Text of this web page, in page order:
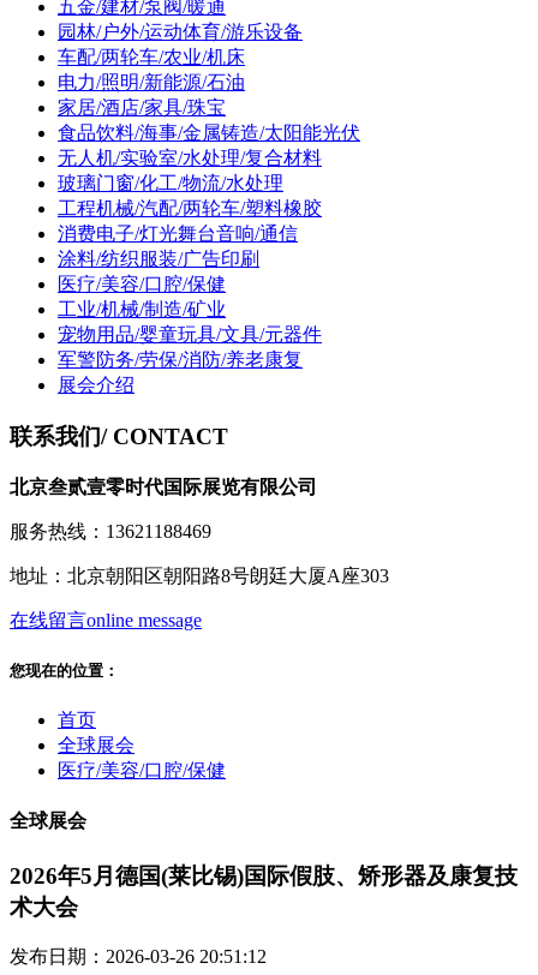
五金/建材/泵阀/暖通
园林/户外/运动体育/游乐设备
车配/两轮车/农业/机床
电力/照明/新能源/石油
家居/酒店/家具/珠宝
食品饮料/海事/金属铸造/太阳能光伏
无人机/实验室/水处理/复合材料
玻璃门窗/化工/物流/水处理
工程机械/汽配/两轮车/塑料橡胶
消费电子/灯光舞台音响/通信
涂料/纺织服装/广告印刷
医疗/美容/口腔/保健
工业/机械/制造/矿业
宠物用品/婴童玩具/文具/元器件
军警防务/劳保/消防/养老康复
展会介绍
联系我们/ CONTACT
北京叁贰壹零时代国际展览有限公司
服务热线：13621188469
地址：北京朝阳区朝阳路8号朗廷大厦A座303
在线留言online message
您现在的位置：
首页
全球展会
医疗/美容/口腔/保健
全球展会
2026年5月德国(莱比锡)国际假肢、矫形器及康复技
术大会
发布日期：2026-03-26 20:51:12